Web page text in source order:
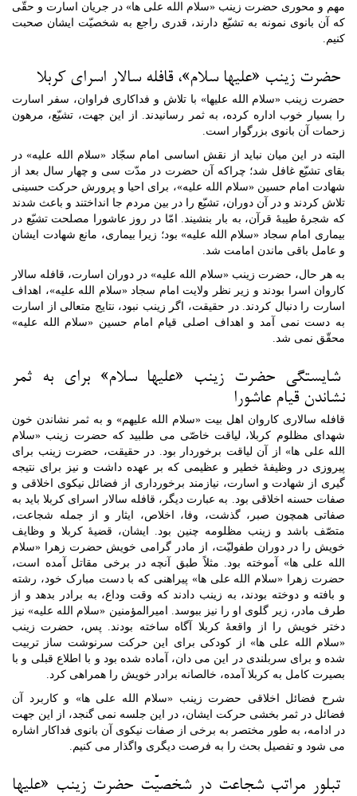
مهم و محوری حضرت زینب «سلام الله علی ها» در جریان اسارت و حقّی
که آن بانوی نمونه به تشیّع دارند، قدری راجع به شخصیّت ایشان صحبت
کنیم.
حضرت زینب «علیها سلام»، قافله سالار اسرای کربلا
حضرت زینب «سلام الله علیها» با تلاش و فداکاری فراوان، سفر اسارت
را بسیار خوب اداره کرده، به ثمر رسانیدند. از این جهت، تشیّع، مرهون
زحمات آن بانوی بزرگوار است.
البته در این میان نباید از نقش اساسی امام سجّاد «سلام الله علیه» در
بقای تشیّع غافل شد؛ چراکه آن حضرت در مدّت سی و چهار سال بعد از
شهادت امام حسین «سلام الله علیه»، برای احیا و پرورش حرکت حسینی
تلاش کردند و در آن دوران، تشیّع را در بین مردم جا انداختند و باعث شدند
که شجرۀ طیبۀ قرآن، به بار بنشیند. امّا در روز عاشورا مصلحت تشیّع در
بیماری امام سجاد «سلام الله علیه» بود؛ زیرا بیماری، مانع شهادت ایشان
و عامل باقی ماندن امامت شد.
به هر حال، حضرت زینب «سلام الله علیه» در دوران اسارت، قافله سالار
کاروان اسرا بودند و زیر نظر ولایت امام سجاد «سلام الله علیه»، اهداف
اسارت را دنبال کردند. در حقیقت، اگر زینب نبود، نتایج متعالی از اسارت
به دست نمی آمد و اهداف اصلی قیام امام حسین «سلام الله علیه»
محقّق نمی شد.
شایستگی حضرت زینب «علیها سلام» برای به ثمر
نشاندن قیام عاشورا
قافله سالاری کاروان اهل بیت «سلام الله علیهم» و به ثمر نشاندن خون
شهدای مظلوم کربلا، لیاقت خاصّی می طلبید که حضرت زینب «سلام
الله علی ها» از آن لیاقت برخوردار بود. در حقیقت، حضرت زینب برای
پیروزی در وظیفۀ خطیر و عظیمی که بر عهده داشت و نیز برای نتیجه
گیری از شهادت و اسارت، نیازمند برخورداری از فضائل نیکوی اخلاقی و
صفات حسنه اخلاقی بود. به عبارت دیگر، قافله سالار اسرای کربلا باید به
صفاتی همچون صبر، گذشت، وفا، اخلاص، ایثار و از جمله شجاعت،
متصّف باشد و زینب مظلومه چنین بود. ایشان، قضیۀ کربلا و وظایف
خویش را در دوران طفولیّت، از مادر گرامی خویش حضرت زهرا «سلام
الله علی ها» آموخته بود. مثلاً طبق آنچه در برخی مقاتل آمده است،
حضرت زهرا «سلام الله علی ها» پیراهنی که با دست مبارک خود، رشته
و بافته و دوخته بودند، به زینب دادند که وقت وداع، به برادر بدهد و از
طرف مادر، زیر گلوی او را نیز ببوسد. امیرالمؤمنین «سلام الله علیه» نیز
دختر خویش را از واقعۀ کربلا آگاه ساخته بودند. پس، حضرت زینب
«سلام الله علی ها» از کودکی برای این حرکت سرنوشت ساز تربیت
شده و برای سربلندی در این می دان، آماده شده بود و با اطلاع قبلی و با
بصیرت کامل به کربلا آمده، خالصانه برادر خویش را همراهی کرد.
شرح فضائل اخلاقی حضرت زینب «سلام الله علی ها» و کاربرد آن
فضائل در ثمر بخشی حرکت ایشان، در این جلسه نمی گنجد، از این جهت
در ادامه، به طور مختصر به برخی از صفات نیکوی آن بانوی فداکار اشاره
می شود و تفصیل بحث را به فرصت دیگری واگذار می کنیم.
تبلور مراتب شجاعت در شخصیّت حضرت زینب «علیها